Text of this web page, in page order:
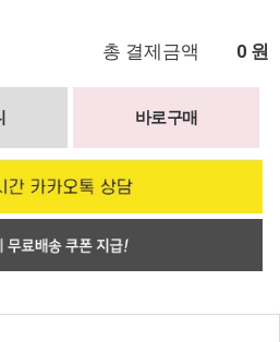
총 결제금액 0 원
바로구매